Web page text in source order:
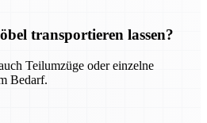
transportieren lassen?
Teilumzüge oder einzelne
Bedarf.